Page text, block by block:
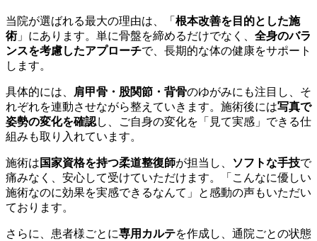
当院が選ばれる最大の理由は、「 根本改善を目的とした施
術」にあります。単に骨盤を締めるだけでなく、 全身のバラ
ンスを考慮したアプローチで、長期的な体の健康をサポート
します。
具体的には、 肩甲骨・股関節・背骨のゆがみにも注目し、そ
れぞれを連動させながら整えていきます。施術後には写真で
姿勢の変化を確認し、ご自身の変化を「見て実感」できる仕
組みも取り入れています。
施術は 国家資格を持つ柔道整復師が担当し、 ソフトな手技で
痛みなく、安心して受けていただけます。「こんなに優しい
施術なのに効果を実感できるなんて」と感動の声もいただい
ております。
さらに、患者様ごとに専用カルテを作成し、通院ごとの状態